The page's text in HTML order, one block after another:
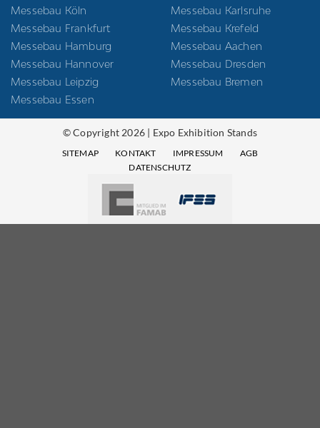
Messebau Köln
Messebau Frankfurt
Messebau Hamburg
Messebau Hannover
Messebau Leipzig
Messebau Essen
Messebau Karlsruhe
Messebau Krefeld
Messebau Aachen
Messebau Dresden
Messebau Bremen
© Copyright 2026 | Expo Exhibition Stands
SITEMAP KONTAKT IMPRESSUM
AGB
DATENSCHUTZ